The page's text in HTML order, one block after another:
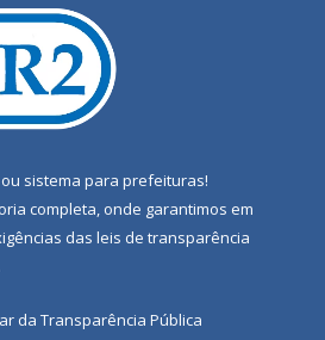
ou sistema para prefeituras!
completa, onde garantimos em
das leis de transparência
da Transparência Pública